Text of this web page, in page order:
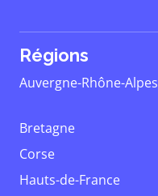
Régions
Auvergne-Rhône-Alpes
Bretagne
Corse
Hauts-de-France